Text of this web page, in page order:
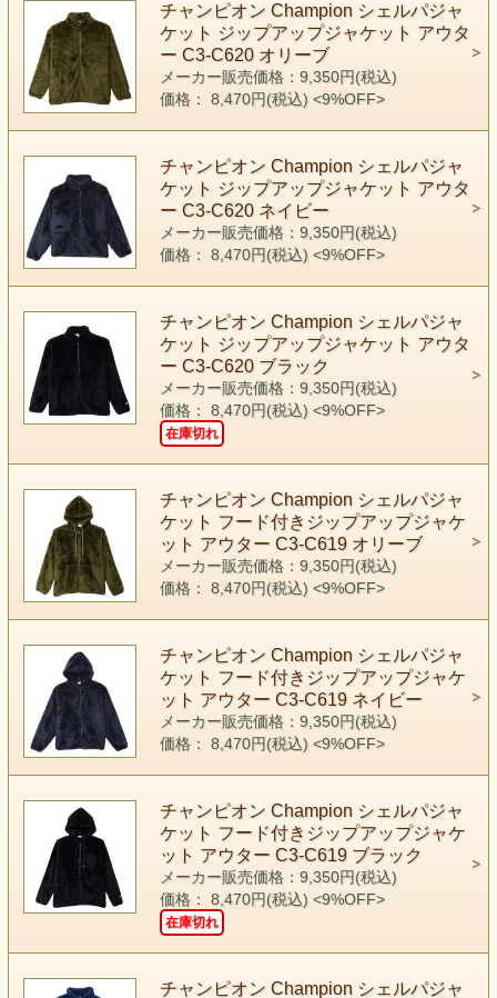
チャンピオン Champion シェルパジャ
ケット ジップアップジャケット アウタ
ー C3-C620 オリーブ
メーカー販売価格：9,350円(税込)
価格： 8,470円(税込) <9%OFF>
チャンピオン Champion シェルパジャ
ケット ジップアップジャケット アウタ
ー C3-C620 ネイビー
メーカー販売価格：9,350円(税込)
価格： 8,470円(税込) <9%OFF>
チャンピオン Champion シェルパジャ
ケット ジップアップジャケット アウタ
ー C3-C620 ブラック
メーカー販売価格：9,350円(税込)
価格： 8,470円(税込) <9%OFF>
在庫切れ
チャンピオン Champion シェルパジャ
ケット フード付きジップアップジャケ
ット アウター C3-C619 オリーブ
メーカー販売価格：9,350円(税込)
価格： 8,470円(税込) <9%OFF>
チャンピオン Champion シェルパジャ
ケット フード付きジップアップジャケ
ット アウター C3-C619 ネイビー
メーカー販売価格：9,350円(税込)
価格： 8,470円(税込) <9%OFF>
チャンピオン Champion シェルパジャ
ケット フード付きジップアップジャケ
ット アウター C3-C619 ブラック
メーカー販売価格：9,350円(税込)
価格： 8,470円(税込) <9%OFF>
在庫切れ
チャンピオン Champion シェルパジャ